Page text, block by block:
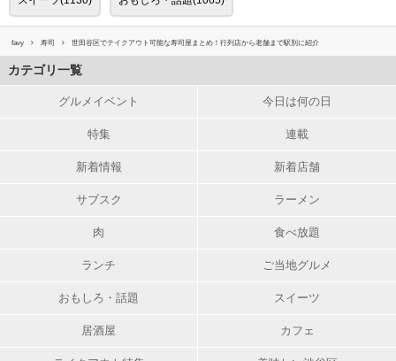
favy 寿司 世田谷区でテイクアウト可能な寿司屋まとめ！行列店から老舗まで駅別に紹介
カテゴリ一覧
グルメイベント 今日は何の日
特集 連載
新着情報 新着店舗
サブスク ラーメン
肉 食べ放題
ランチ ご当地グルメ
おもしろ・話題 スイーツ
居酒屋 カフェ